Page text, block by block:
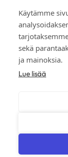
b
o
o
k
a
g
r
a
m
e
d
i
n
© 2026
Käytämme
sekä
ja mainoksia.
Lue lisää